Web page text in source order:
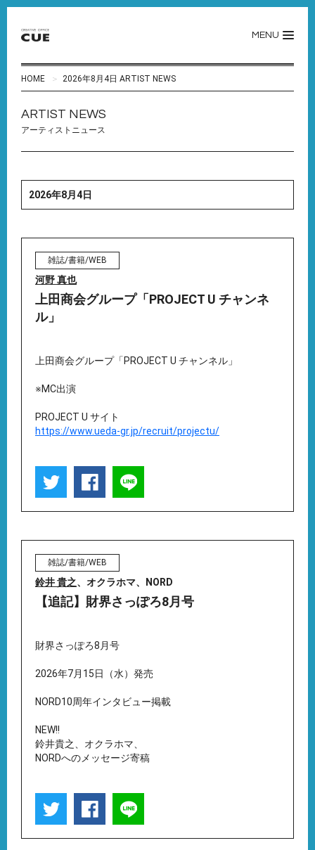
MENU
HOME 2026年8月4日 ARTIST NEWS
ARTIST NEWS
アーティストニュース
2026年8月4日
雑誌/書籍/WEB
河野 真也
上田商会グループ「PROJECT U チャンネ
ル」
上田商会グループ「PROJECT U チャンネル」
※MC出演
PROJECT U サイト
https://www.ueda-gr.jp/recruit/projectu/
雑誌/書籍/WEB
鈴井 貴之、オクラホマ、NORD
【追記】財界さっぽろ8月号
財界さっぽろ8月号
2026年7月15日（水）発売
NORD10周年インタビュー掲載
NEW!!
鈴井貴之、オクラホマ、
NORDへのメッセージ寄稿